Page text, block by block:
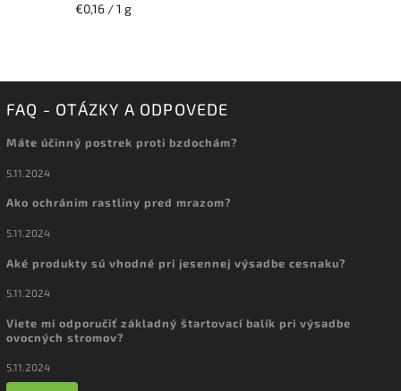
€0,16 / 1 g
FAQ - OTÁZKY A ODPOVEDE
Máte účinný postrek proti bzdochám?
5.11.2024
Ako ochránim rastliny pred mrazom?
5.11.2024
Aké produkty sú vhodné pri jesennej výsadbe cesnaku?
5.11.2024
Viete mi odporučiť základný štartovací balík pri výsadbe
ovocných stromov?
5.11.2024